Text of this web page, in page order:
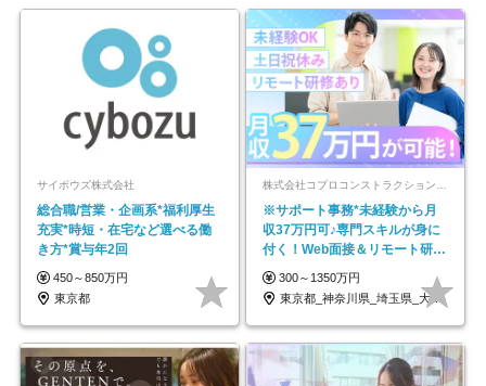
サイボウズ株式会社
総合職/営業・企画系*福利厚生
充実*時短・在宅など選べる働
き方*賞与年2回
450～850万円
東京都
※サポート事務*未経験から月
収37万円可♪専門スキルが身に
付く！Web面接＆リモート研修
も充実♪/a
300～1350万円
東京都_神奈川県_埼玉県_大阪府_愛知県…